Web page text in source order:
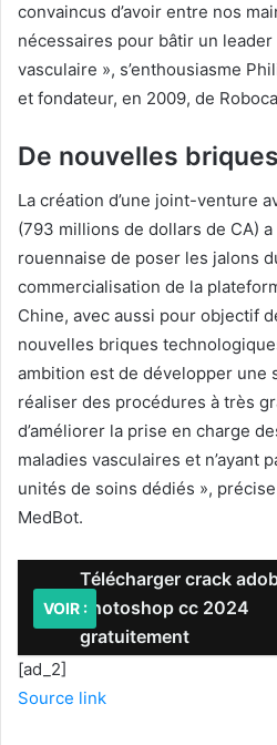
convaincus d’avoir entre nos
nécessaires pour bâtir un
vasculaire », s’enthousiasme
et fondateur, en 2009, de
De nouvelles
La création d’une joint-venture
(793 millions de dollars de CA) a
rouennaise de poser les jalons
commercialisation de la
Chine, avec aussi pour objectif
nouvelles briques
ambition est de développer une
réaliser des procédures à très
d’améliorer la prise en charge
maladies vasculaires et n’ayant
unités de soins dédiés »,
MedBot.
Télécharger crack
Photoshop cc 2024
gratuitement
VOIR :
[ad_2]
Source link